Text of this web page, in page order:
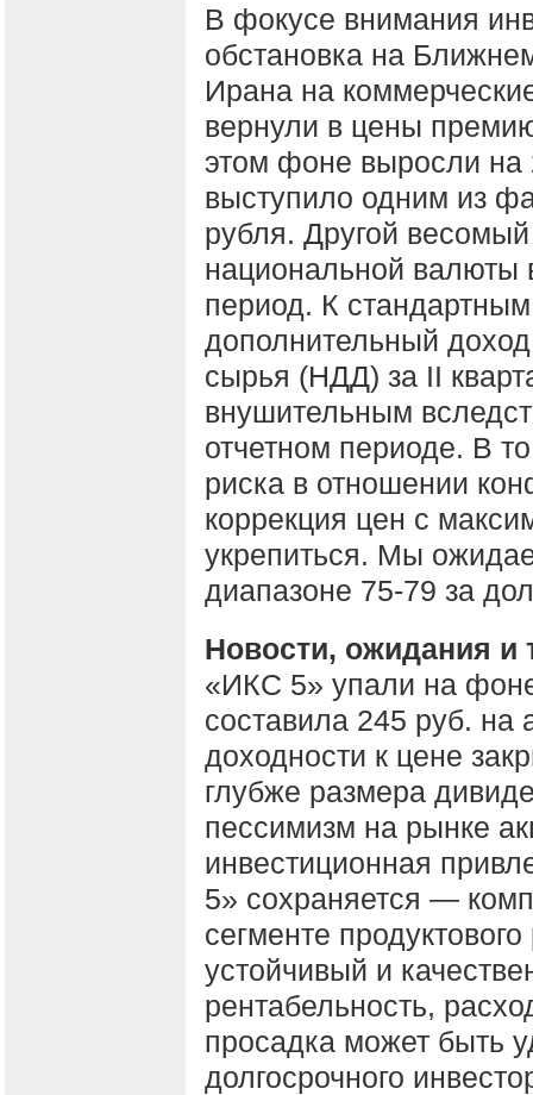
В фокусе внимания
обстановка на
Ирана на
вернули в цены
этом фоне выросли на
выступило одним из
рубля. Другой
национальной
период. К
дополнительный
сырья (НДД) за II
внушительным
отчетном периоде. В
риска в отношении
коррекция цен с
укрепиться. Мы
диапазоне 75-79 за
Новости, ожидания и
«ИКС 5» упали на
составила 245 руб. на
доходности к цене
глубже размера
пессимизм на рынке
инвестиционная
5» сохраняется —
сегменте
устойчивый и
рентабельность,
просадка может быть
долгосрочного